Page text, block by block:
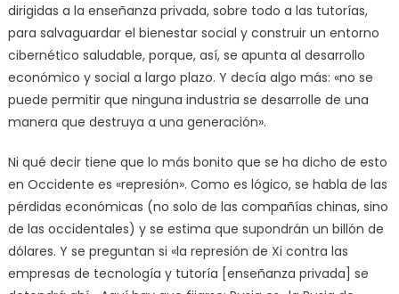
dirigidas a la enseñanza privada, sobre todo a las tutorías,
para salvaguardar el bienestar social y construir un entorno
cibernético saludable, porque, así, se apunta al desarrollo
económico y social a largo plazo. Y decía algo más: «no se
puede permitir que ninguna industria se desarrolle de una
manera que destruya a una generación».
Ni qué decir tiene que lo más bonito que se ha dicho de esto
en Occidente es «represión». Como es lógico, se habla de las
pérdidas económicas (no solo de las compañías chinas, sino
de las occidentales) y se estima que supondrán un billón de
dólares. Y se preguntan si «la represión de Xi contra las
empresas de tecnología y tutoría [enseñanza privada] se